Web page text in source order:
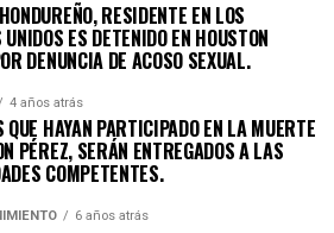
RESIDENTE EN LOS
UNIDOS ES DETENIDO EN HOUSTON
DENUNCIA DE ACOSO SEXUAL.
4 años atrás
QUE HAYAN PARTICIPADO EN LA MUERTE
PÉREZ, SERÁN ENTREGADOS A LAS
COMPETENTES.
6 años atrás